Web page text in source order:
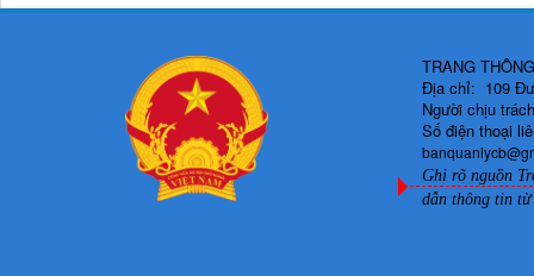
TRANG
Địa chỉ: 109
Người chịu
Số điện thoại
Ghi rõ nguồn
dẫn thông tin